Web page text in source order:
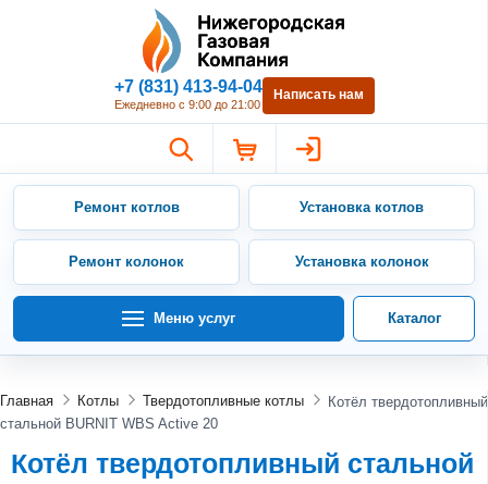
Нижегородская Газовая
+7 (831) 413-94-04
Ежедневно с 9:00 до 21:00
Написать нам
Ремонт котлов Установка котлов
Ремонт колонок Установка колонок
Меню услуг Каталог
Главная Котлы Твердотопливные котлы
Котёл твердотопливный
стальной BURNIT WBS Active 20
Котёл твердотопливный стальной